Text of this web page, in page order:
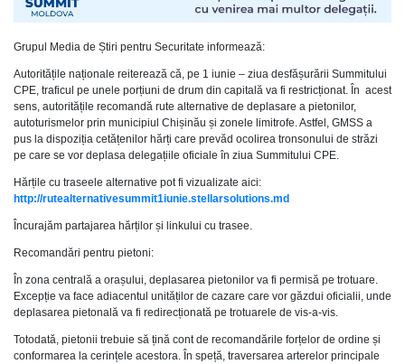
Grupul Media de Știri pentru Securitate informează:
Autoritățile naționale reiterează că, pe 1 iunie – ziua desfășurării Summitului
CPE, traficul pe unele porțiuni de drum din capitală va fi restricționat. În acest
sens, autoritățile recomandă rute alternative de deplasare a pietonilor,
autoturismelor prin municipiul Chișinău și zonele limitrofe. Astfel, GMSS a
pus la dispoziția cetățenilor hărți care prevăd ocolirea tronsonului de străzi
pe care se vor deplasa delegațiile oficiale în ziua Summitului CPE.
Hărțile cu traseele alternative pot fi vizualizate aici:
http://rutealternativesummit1iunie.stellarsolutions.md
Încurajăm partajarea hărților și linkului cu trasee.
Recomandări pentru pietoni:
În zona centrală a orașului, deplasarea pietonilor va fi permisă pe trotuare.
Excepție va face adiacentul unităților de cazare care vor găzdui oficialii, unde
deplasarea pietonală va fi redirecționată pe trotuarele de vis-a-vis.
Totodată, pietonii trebuie să țină cont de recomandările forțelor de ordine și
conformarea la cerințele acestora. În speță, traversarea arterelor principale